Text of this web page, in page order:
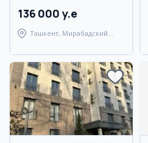
136 000 y.e
Ташкент, Мирабадский